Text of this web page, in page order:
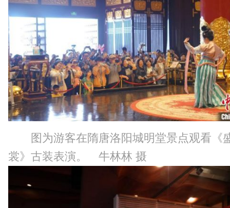
图为游客在隋唐洛阳城明堂景点观看《
裳》古装表演。 牛林林 摄